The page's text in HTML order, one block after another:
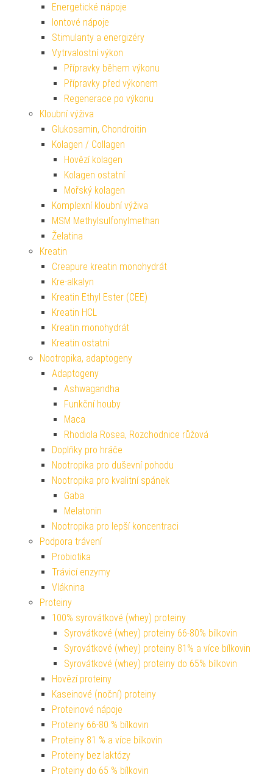
Energetické nápoje
Iontové nápoje
Stimulanty a energizéry
Vytrvalostní výkon
Přípravky během výkonu
Přípravky před výkonem
Regenerace po výkonu
Kloubní výživa
Glukosamin, Chondroitin
Kolagen / Collagen
Hovězí kolagen
Kolagen ostatní
Mořský kolagen
Komplexní kloubní výživa
MSM Methylsulfonylmethan
Želatina
Kreatin
Creapure kreatin monohydrát
Kre-alkalyn
Kreatin Ethyl Ester (CEE)
Kreatin HCL
Kreatin monohydrát
Kreatin ostatní
Nootropika, adaptogeny
Adaptogeny
Ashwagandha
Funkční houby
Maca
Rhodiola Rosea, Rozchodnice růžová
Doplňky pro hráče
Nootropika pro duševní pohodu
Nootropika pro kvalitní spánek
Gaba
Melatonin
Nootropika pro lepší koncentraci
Podpora trávení
Probiotika
Trávicí enzymy
Vláknina
Proteiny
100% syrovátkové (whey) proteiny
Syrovátkové (whey) proteiny 66-80% bílkovin
Syrovátkové (whey) proteiny 81% a více bílkovin
Syrovátkové (whey) proteiny do 65% bílkovin
Hovězí proteiny
Kaseinové (noční) proteiny
Proteinové nápoje
Proteiny 66-80 % bílkovin
Proteiny 81 % a více bílkovin
Proteiny bez laktózy
Proteiny do 65 % bílkovin